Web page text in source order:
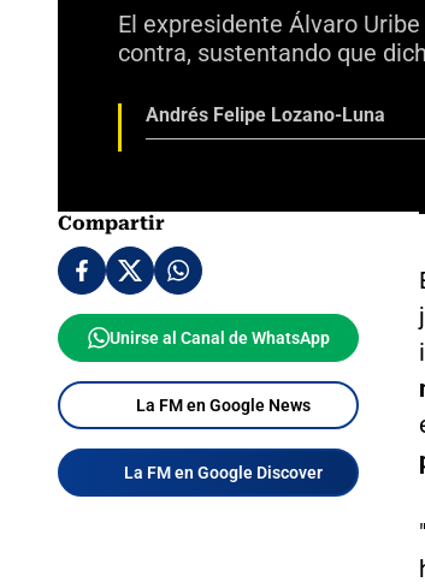
El expresidente Álvaro
contra, sustentando que
Andrés Felipe Lozano-Luna
Compartir
Unirse al Canal de WhatsApp
La FM en Google News
La FM en Google Discover